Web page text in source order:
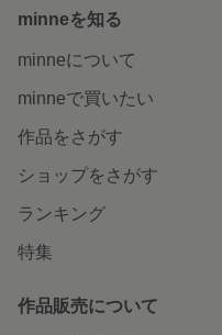
minneを知る
minneについて
minneで買いたい
作品をさがす
ショップをさがす
ランキング
特集
作品販売について